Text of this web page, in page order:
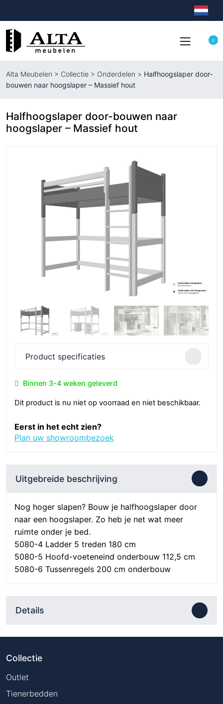
0
Alta Meubelen > Collectie > Onderdelen > Halfhoogslaper door-
bouwen naar hoogslaper – Massief hout
Halfhoogslaper door-bouwen naar
hoogslaper – Massief hout
Product specificaties
Binnen 3-4 weken geleverd
Dit product is nu niet op voorraad en niet beschikbaar.
Eerst in het echt zien?
Plan uw showroombezoek
Uitgebreide beschrijving
Nog hoger slapen? Bouw je halfhoogslaper door
naar een hoogslaper. Zo heb je net wat meer
ruimte onder je bed.
5080-4 Ladder 5 treden 180 cm
5080-5 Hoofd-voeteneind onderbouw 112,5 cm
5080-6 Tussenregels 200 cm onderbouw
Details
Collectie
Outlet
Tienerbedden